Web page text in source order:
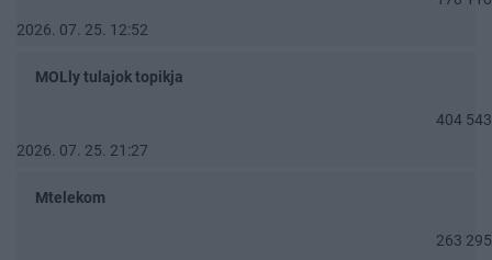
2026. 07. 25. 12:52
MOLly tulajok topikja
404 543
2026. 07. 25. 21:27
Mtelekom
263 295